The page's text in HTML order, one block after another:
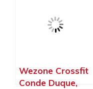
Wezone Crossfit
Conde Duque,